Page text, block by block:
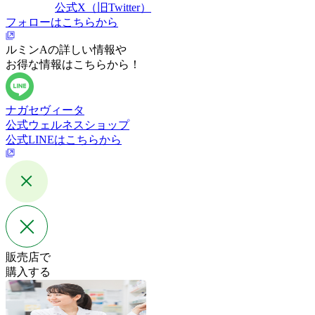
公式X（旧Twitter）
フォローはこちらから
ルミンAの詳しい情報や
お得な情報はこちらから！
ナガセヴィータ
公式ウェルネスショップ
公式LINEはこちらから
販売店で
購入する